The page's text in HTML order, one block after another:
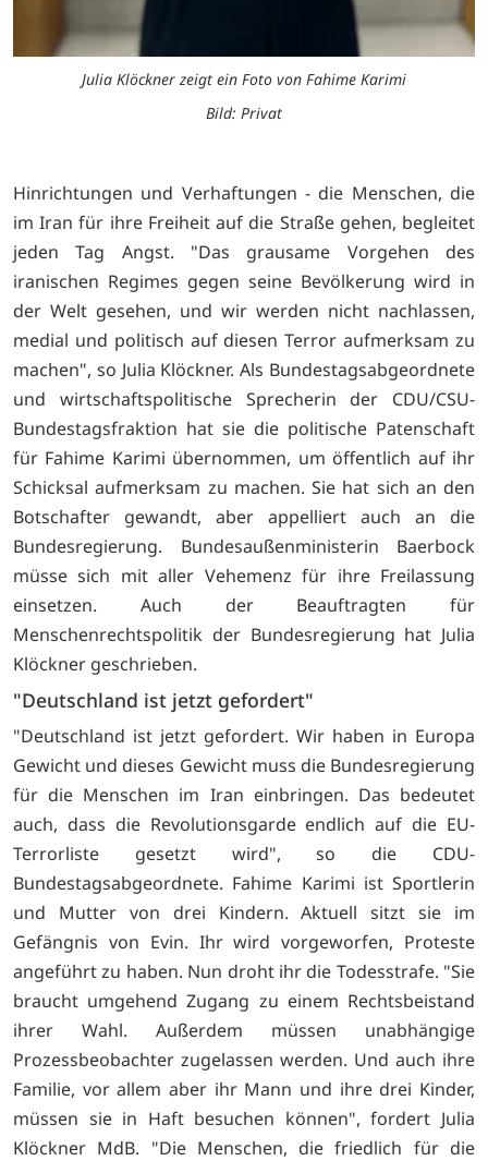
Julia Klöckner zeigt ein Foto von Fahime Karimi
Bild: Privat
Hinrichtungen und Verhaftungen - die Menschen, die
im Iran für ihre Freiheit auf die Straße gehen, begleitet
jeden Tag Angst. "Das grausame Vorgehen des
iranischen Regimes gegen seine Bevölkerung wird in
der Welt gesehen, und wir werden nicht nachlassen,
medial und politisch auf diesen Terror aufmerksam zu
machen", so Julia Klöckner. Als Bundestagsabgeordnete
und wirtschaftspolitische Sprecherin der CDU/CSU-
Bundestagsfraktion hat sie die politische Patenschaft
für Fahime Karimi übernommen, um öffentlich auf ihr
Schicksal aufmerksam zu machen. Sie hat sich an den
Botschafter gewandt, aber appelliert auch an die
Bundesregierung. Bundesaußenministerin Baerbock
müsse sich mit aller Vehemenz für ihre Freilassung
einsetzen. Auch der Beauftragten für
Menschenrechtspolitik der Bundesregierung hat Julia
Klöckner geschrieben.
"Deutschland ist jetzt gefordert"
"Deutschland ist jetzt gefordert. Wir haben in Europa
Gewicht und dieses Gewicht muss die Bundesregierung
für die Menschen im Iran einbringen. Das bedeutet
auch, dass die Revolutionsgarde endlich auf die EU-
Terrorliste gesetzt wird", so die CDU-
Bundestagsabgeordnete. Fahime Karimi ist Sportlerin
und Mutter von drei Kindern. Aktuell sitzt sie im
Gefängnis von Evin. Ihr wird vorgeworfen, Proteste
angeführt zu haben. Nun droht ihr die Todesstrafe. "Sie
braucht umgehend Zugang zu einem Rechtsbeistand
ihrer Wahl. Außerdem müssen unabhängige
Prozessbeobachter zugelassen werden. Und auch ihre
Familie, vor allem aber ihr Mann und ihre drei Kinder,
müssen sie in Haft besuchen können", fordert Julia
Klöckner MdB. "Die Menschen, die friedlich für die